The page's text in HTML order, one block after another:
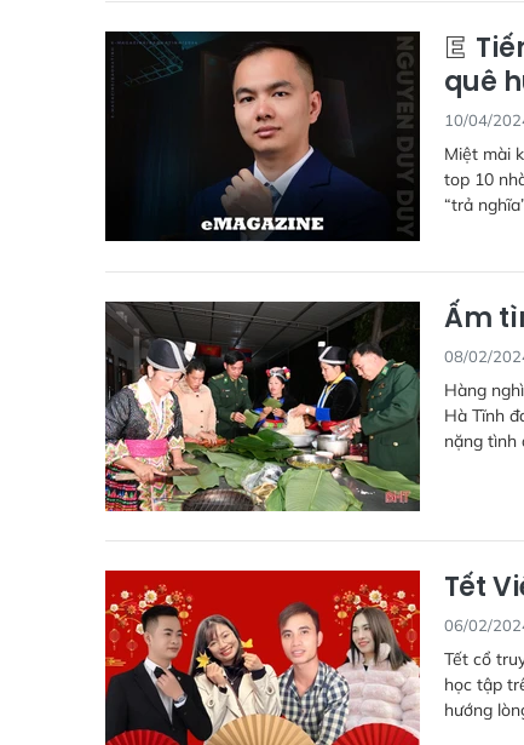
quê
10/04/
Miệt mài
top 10
“trả
Ấm
08/02/
Hàng
Hà Tĩnh
nặng tình
Tết
06/02/
Tết cổ
học tập
hướng